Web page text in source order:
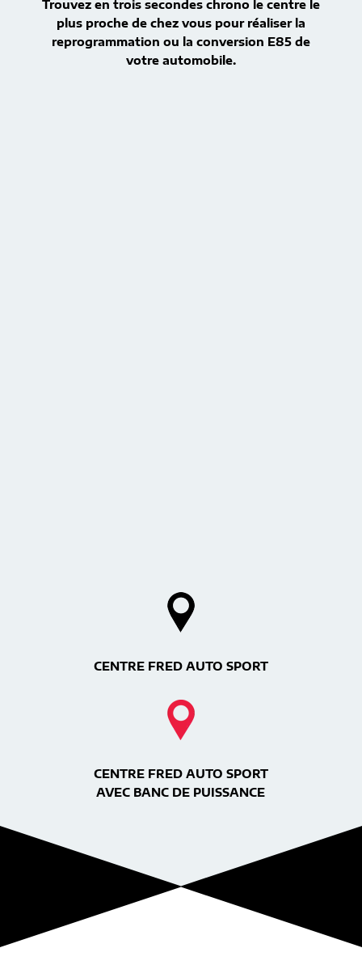
Trouvez en trois secondes chrono le centre le
plus proche de chez vous pour réaliser la
reprogrammation ou la conversion E85 de
votre automobile.
CENTRE FRED AUTO SPORT
CENTRE FRED AUTO SPORT
AVEC BANC DE PUISSANCE